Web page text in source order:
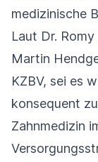
medizinische
Laut Dr.
Martin
KZBV, sei es
konsequent
Zahnmedizin